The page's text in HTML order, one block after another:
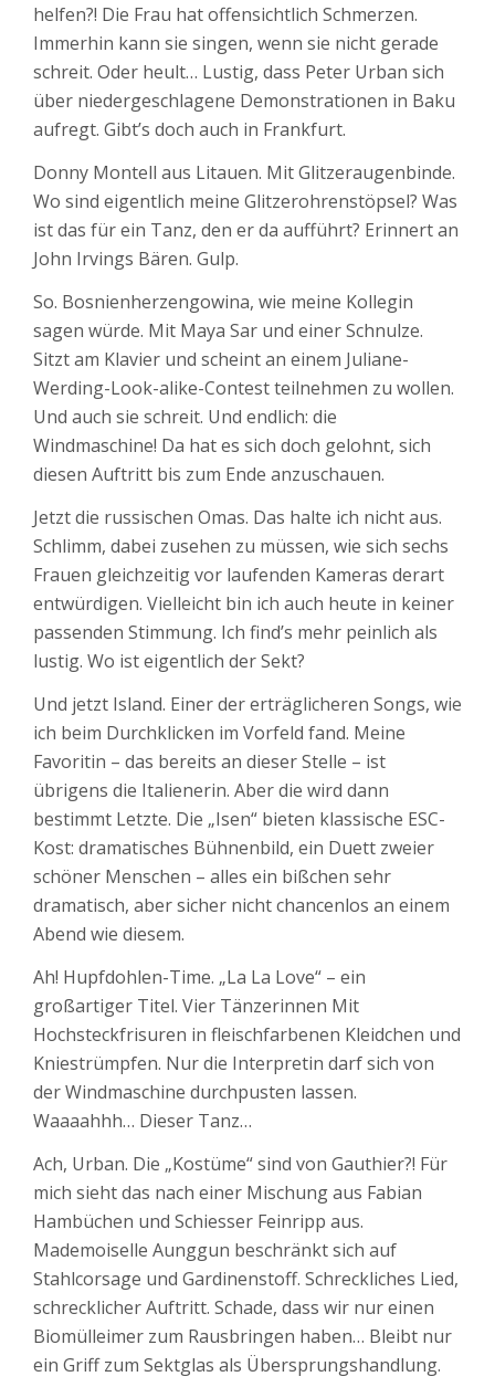
helfen?! Die Frau hat offensichtlich Schmerzen.
Immerhin kann sie singen, wenn sie nicht gerade
schreit. Oder heult… Lustig, dass Peter Urban sich
über niedergeschlagene Demonstrationen in Baku
aufregt. Gibt’s doch auch in Frankfurt.
Donny Montell aus Litauen. Mit Glitzeraugenbinde.
Wo sind eigentlich meine Glitzerohrenstöpsel? Was
ist das für ein Tanz, den er da aufführt? Erinnert an
John Irvings Bären. Gulp.
So. Bosnienherzengowina, wie meine Kollegin
sagen würde. Mit Maya Sar und einer Schnulze.
Sitzt am Klavier und scheint an einem Juliane-
Werding-Look-alike-Contest teilnehmen zu wollen.
Und auch sie schreit. Und endlich: die
Windmaschine! Da hat es sich doch gelohnt, sich
diesen Auftritt bis zum Ende anzuschauen.
Jetzt die russischen Omas. Das halte ich nicht aus.
Schlimm, dabei zusehen zu müssen, wie sich sechs
Frauen gleichzeitig vor laufenden Kameras derart
entwürdigen. Vielleicht bin ich auch heute in keiner
passenden Stimmung. Ich find’s mehr peinlich als
lustig. Wo ist eigentlich der Sekt?
Und jetzt Island. Einer der erträglicheren Songs, wie
ich beim Durchklicken im Vorfeld fand. Meine
Favoritin – das bereits an dieser Stelle – ist
übrigens die Italienerin. Aber die wird dann
bestimmt Letzte. Die „Isen“ bieten klassische ESC-
Kost: dramatisches Bühnenbild, ein Duett zweier
schöner Menschen – alles ein bißchen sehr
dramatisch, aber sicher nicht chancenlos an einem
Abend wie diesem.
Ah! Hupfdohlen-Time. „La La Love“ – ein
großartiger Titel. Vier Tänzerinnen Mit
Hochsteckfrisuren in fleischfarbenen Kleidchen und
Kniestrümpfen. Nur die Interpretin darf sich von
der Windmaschine durchpusten lassen.
Waaaahhh… Dieser Tanz…
Ach, Urban. Die „Kostüme“ sind von Gauthier?! Für
mich sieht das nach einer Mischung aus Fabian
Hambüchen und Schiesser Feinripp aus.
Mademoiselle Aunggun beschränkt sich auf
Stahlcorsage und Gardinenstoff. Schreckliches Lied,
schrecklicher Auftritt. Schade, dass wir nur einen
Biomülleimer zum Rausbringen haben… Bleibt nur
ein Griff zum Sektglas als Übersprungshandlung.